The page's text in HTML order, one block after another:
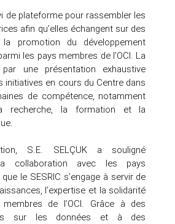
de plateforme pour rassembler les
afin qu’elles échangent sur des
promotion du développement
les pays membres de l’OCI. La
une présentation exhaustive
initiatives en cours du Centre dans
de compétence, notamment
recherche, la formation et la
S.E. SELÇUK a souligné
collaboration avec les pays
le SESRIC s’engage à servir de
l’expertise et la solidarité
de l’OCI. Grâce à des
sur les données et à des